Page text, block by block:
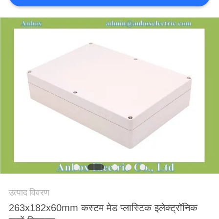
साइटमैप
POLICY
उत्पाद विवरण
263x182x60mm कस्टम मेड प्लास्टिक इलेक्ट्रॉनिक